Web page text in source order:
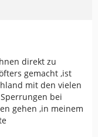
direkt zu
gemacht ,ist
mit den vielen
bei
gehen ,in meinem